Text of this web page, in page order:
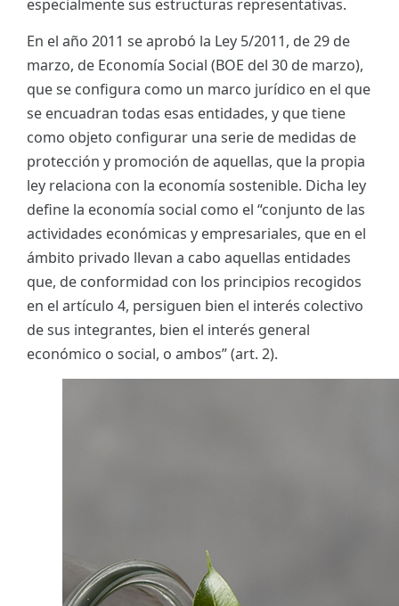
especialmente sus estructuras representativas.
En el año 2011 se aprobó la Ley 5/2011, de 29 de
marzo, de Economía Social (BOE del 30 de marzo),
que se configura como un marco jurídico en el que
se encuadran todas esas entidades, y que tiene
como objeto configurar una serie de medidas de
protección y promoción de aquellas, que la propia
ley relaciona con la economía sostenible. Dicha ley
define la economía social como el “conjunto de las
actividades económicas y empresariales, que en el
ámbito privado llevan a cabo aquellas entidades
que, de conformidad con los principios recogidos
en el artículo 4, persiguen bien el interés colectivo
de sus integrantes, bien el interés general
económico o social, o ambos” (art. 2).